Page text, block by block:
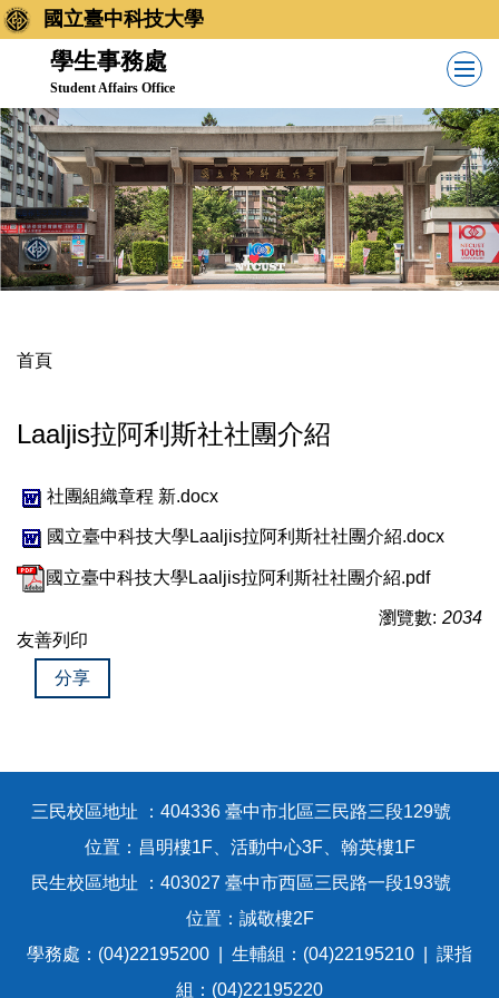
跳
到
內
容
區
國立臺中科技大學
學生事務處
Student Affairs Office
首頁
Laaljis拉阿利斯社社團介紹
社團組織章程 新.docx
國立臺中科技大學Laaljis拉阿利斯社社團介紹.docx
國立臺中科技大學Laaljis拉阿利斯社社團介紹.pdf
瀏覽數: 2034
友善列印
分享
三民校區地址 ：404336 臺中市北區三民路三段129號
位置：昌明樓1F、活動中心3F、翰英樓1F
民生校區地址 ：403027 臺中市西區三民路一段193號
位置：誠敬樓2F
學務處：(04)22195200 | 生輔組：(04)22195210 | 課指
組：(04)22195220